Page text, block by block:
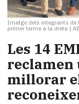
Imatge dels integrants de
primer terme a la dreta |
​Les 14
reclamen
millorar